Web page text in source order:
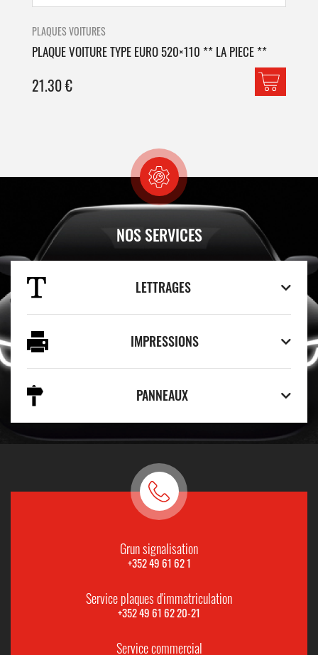
PLAQUES VOITURES
PLAQUE VOITURE TYPE EURO 520×110 ** LA PIECE **
21.30€
NOS SERVICES
LETTRAGES
IMPRESSIONS
PANNEAUX
Grun signalisation
+352 49 61 62 1
Service plaques d'immatriculation
+352 49 61 62 20-21
Service commercial